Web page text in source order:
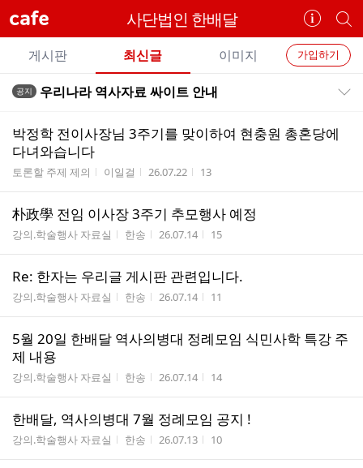
cafe 사단법인 한배달
카
페
정
보
개
별
카
페
검
카
페
메
뉴
가입하기
게시판 최신글 이미지
전
글
공지 우리나라 역사자료 싸이트 안내
박정학 전이사장님 3주기를 맞이하여 현충원 총혼당에
다녀와습니다
게시판명
토론할 주제 제의 작성자
이일걸 작성시간
26.07.22 조회수
13
朴政學 전임 이사장 3주기 추모행사 예정
게시판명
강의.학술행사 자료실 작성자
한송 작성시간
26.07.14 조회수
15
Re: 한자는 우리글 게시판 관련입니다.
게시판명
강의.학술행사 자료실 작성자
한송 작성시간
26.07.14 조회수
11
5월 20일 한배달 역사의병대 정례모임 식민사학 특강 주
제 내용
게시판명
강의.학술행사 자료실 작성자
한송 작성시간
26.07.14 조회수
14
한배달, 역사의병대 7월 정례모임 공지 !
게시판명
강의.학술행사 자료실 작성자
한송 작성시간
26.07.13 조회수
10